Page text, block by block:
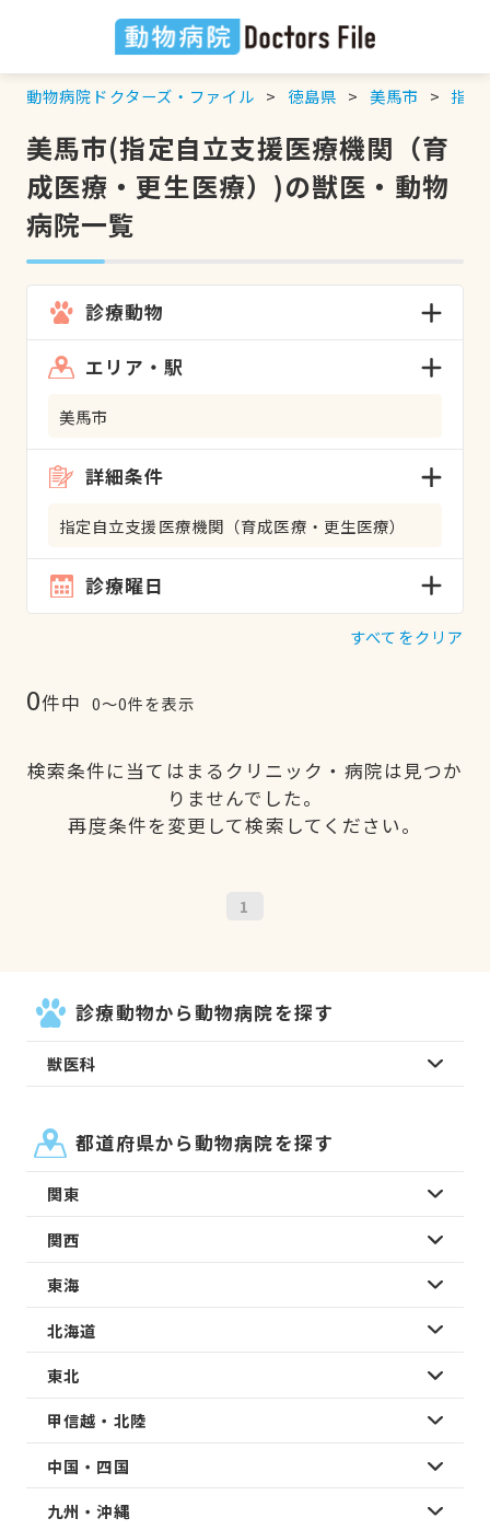
動物病院ドクターズ・ファイル 徳島県 美馬市 指定
美馬市(指定自立支援医療機関（育
成医療・更生医療）)の獣医・動物
病院一覧
診療動物
エリア・駅
美馬市
詳細条件
指定自立支援医療機関（育成医療・更生医療）
診療曜日
すべてをクリア
0件中 0〜0件を表示
検索条件に当てはまるクリニック・病院は見つか
りませんでした。
再度条件を変更して検索してください。
1
診療動物から動物病院を探す
獣医科
都道府県から動物病院を探す
関東
関西
東海
北海道
東北
甲信越・北陸
中国・四国
九州・沖縄